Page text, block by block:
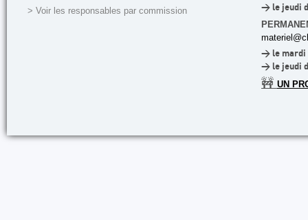
> Voir les responsables par commission
> le jeudi
> le mardi
> le jeudi
🚧 UN